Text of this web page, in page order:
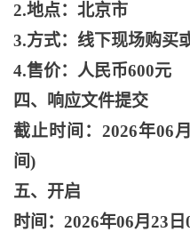
2.地点：北京市
3.方式：线下现场购买
4.售价：人民币600元
四、响应文件提交
截止时间： 2026年06
间)
五、开启
时间： 2026年06月23